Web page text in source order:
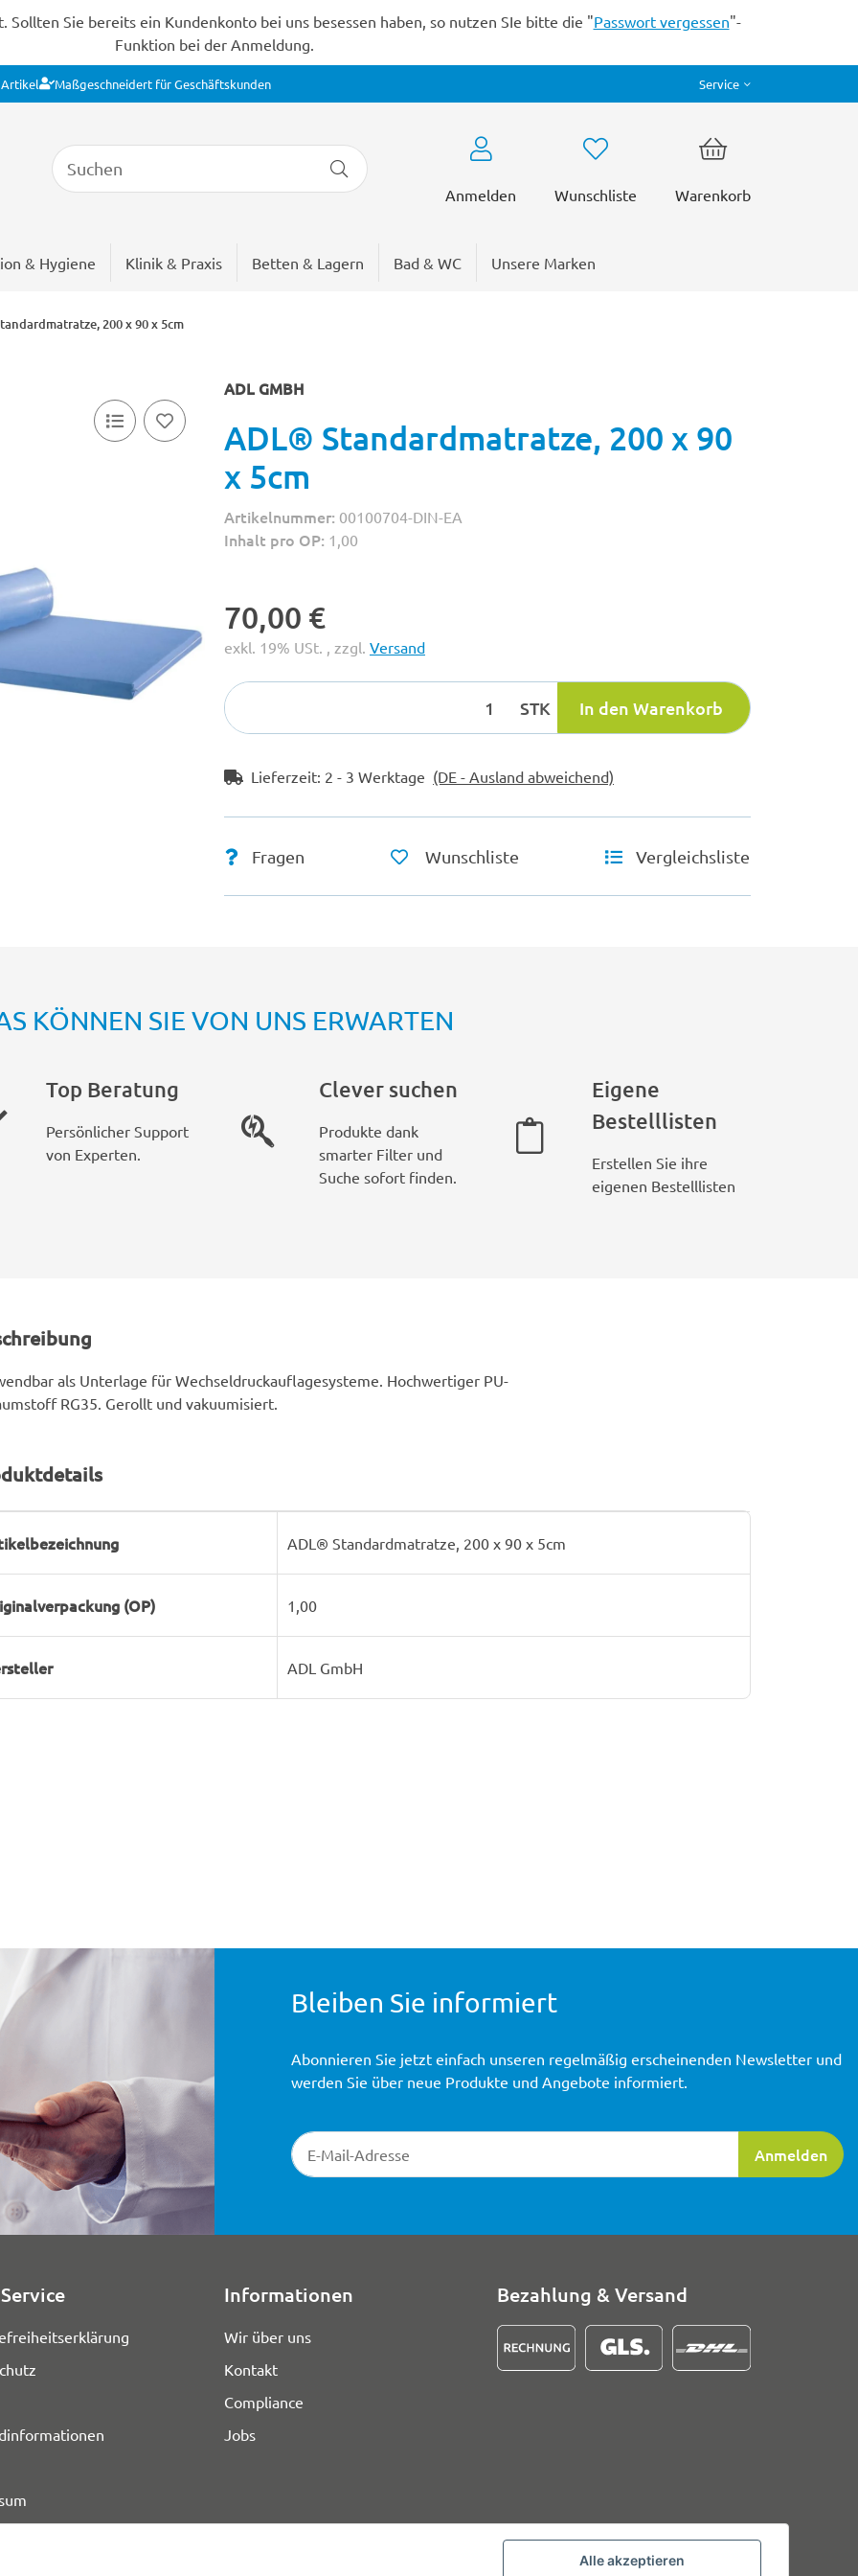
Alle akzeptieren
Sie bereits ein Kundenkonto bei uns besessen haben, so nutzen SIe bitte die "Passwort vergessen"-
Funktion bei der Anmeldung.
Artikel Maßgeschneidert für Geschäftskunden Service
Anmelden Wunschliste Warenkorb
& Hygiene Klinik & Praxis Betten & Lagern Bad & WC Unsere Marken
200 x 90 x 5cm
ADL GMBH
ADL® Standardmatratze, 200 x 90
x 5cm
Artikelnummer: 00100704-DIN-EA
Inhalt pro OP: 1,00
70,00 €
exkl. 19% USt. , zzgl. Versand
STK In den Warenkorb
Lieferzeit: 2 - 3 Werktage (DE - Ausland abweichend)
Fragen Wunschliste Vergleichsliste
KÖNNEN SIE VON UNS ERWARTEN
Top Beratung
Persönlicher Support
von Experten.
Clever suchen
Produkte dank
smarter Filter und
Suche sofort finden.
Eigene
Bestelllisten
Erstellen Sie ihre
eigenen Bestelllisten
als Unterlage für Wechseldruckauflagesysteme. Hochwertiger PU-
RG35. Gerollt und vakuumisiert.
ADL® Standardmatratze, 200 x 90 x 5cm
(OP) 1,00
ADL GmbH
Bleiben Sie informiert
Newsletter-Registrierung
Anmelden
Abonnieren Sie jetzt einfach unseren regelmäßig erscheinenden Newsletter und
werden Sie über neue Produkte und Angebote informiert.
Informationen
Wir über uns
Kontakt
Compliance
Jobs
Bezahlung & Versand